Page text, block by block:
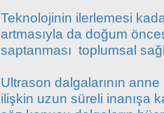
Teknolojinin ilerlemesi
artmasıyla da doğum
saptanması toplumsal
Ultrason dalgalarının
ilişkin uzun süreli inanışa